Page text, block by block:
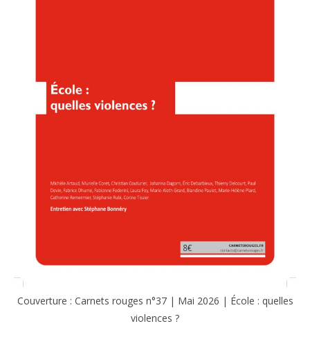
Couverture : Carnets rouges n°37 | Mai 2026 | École : quelles
violences ?